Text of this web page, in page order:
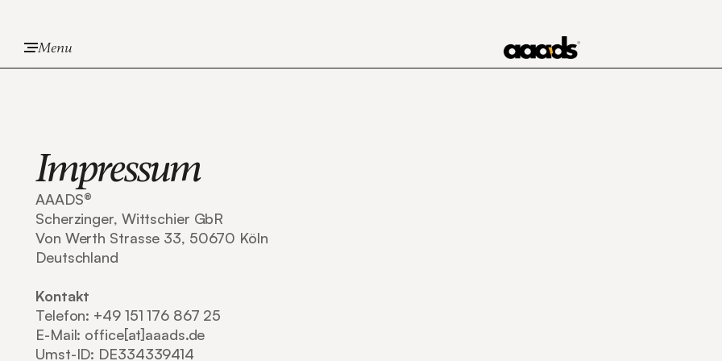
Menu
Impressum
AAADS®
Scherzinger, Wittschier GbR
Von Werth Strasse 33, 50670 Köln
Deutschland
Kontakt
Telefon: +49 151 176 867 25‬
E-Mail: office[at]aaads.de
Umst-ID: DE334339414